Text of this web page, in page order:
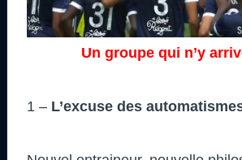
Un groupe qui n’y
1 – L’excuse des